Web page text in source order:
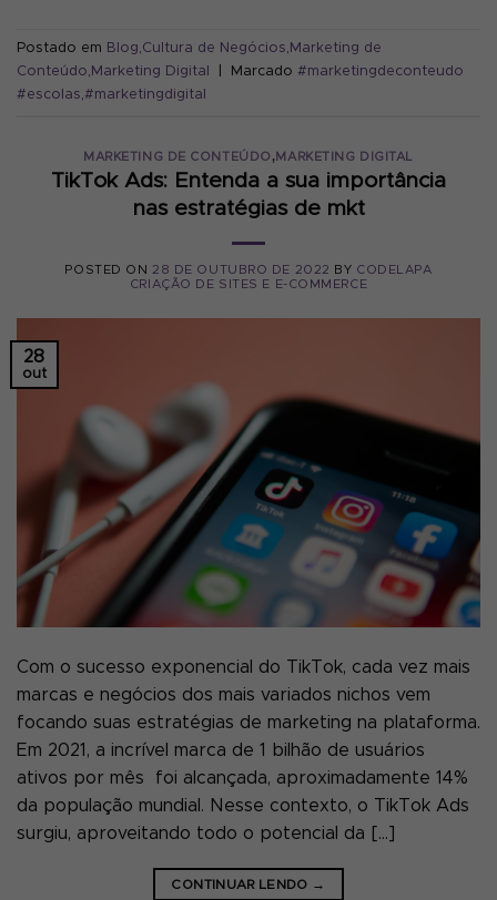
Postado em Blog,Cultura de Negócios, Marketing de
Conteúdo, Marketing Digital Marcado #marketingdeconteudo
#escolas,#marketingdigital
MARKETING DE CONTEÚDO ,MARKETING DIGITAL
TikTok Ads: Entenda a sua importância
nas estratégias de mkt
POSTED ON28 DE OUTUBRO DE 2022 BY CODELAPA
CRIAÇÃO DE SITES E E-COMMERCE
28
out
Com o sucesso exponencial do TikTok, cada vez mais
marcas e negócios dos mais variados nichos vem
focando suas estratégias de marketing na plataforma.
Em 2021, a incrível marca de 1 bilhão de usuários
ativos por mês foi alcançada, aproximadamente 14%
da população mundial. Nesse contexto, o TikTok Ads
surgiu, aproveitando todo o potencial da […]
CONTINUAR LENDO →